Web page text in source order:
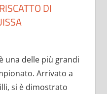
DI
una delle più grandi
Arrivato a
si è dimostrato